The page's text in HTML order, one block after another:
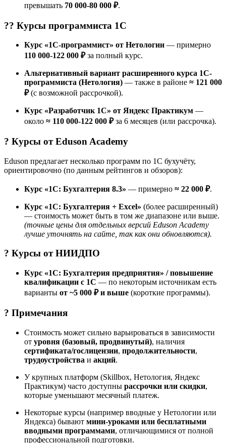
превышать 70 000-80 000 ₽.
?‍? Курсы программиста 1С
Курс «1С-программист» от Нетологии — примерно
110 000-122 000 ₽за полный курс.
Альтернативный вариант расширенного курса 1С-
программиста (Нетология) — также в районе ≈ 121 000
₽(с возможной рассрочкой).
Курс «Разработчик 1C» от Яндекс Практикум —
около ≈ 110 000-122 000 ₽за 6 месяцев (или рассрочка).
? Курсы отEduson Academy
Eduson предлагает несколько программ по 1С бухучёту,
ориентировочно (по данным рейтингов и обзоров):
Курс «1С: Бухгалтерия 8.3» — примерно ≈ 22 000 ₽.
Курс «1С: Бухгалтерия + Excel» (более расширенный)
— стоимость может быть в том же диапазоне или выше.
(точные цены для отдельных версий Eduson Academy
лучше уточнять на сайте, так как они обновляются).
? Курсы отНИИДПО
Курс «1С: Бухгалтерия предприятия» / повышение
квалификации с 1С — по некоторым источникам есть
варианты от ~5 000 ₽ и выше (короткие программы).
? Примечания
Стоимость может сильно варьироваться в зависимости
от уровня (базовый, продвинутый), наличия
сертификата/гослицензии, продолжительности,
трудоустройства и акций.
У крупных платформ (Skillbox, Нетология, Яндекс
Практикум) часто доступны рассрочки или скидки,
которые уменьшают месячный платеж.
Некоторые курсы (например вводные у Нетологии или
Яндекса) бывают мини-уроками или бесплатными
вводными программами, отличающимися от полной
профессиональной подготовки.